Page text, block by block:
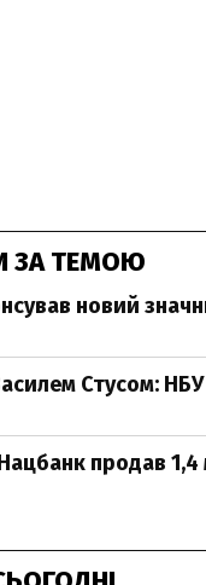
ЗА ТЕМОЮ
новий
Стусом:
продав 1,4